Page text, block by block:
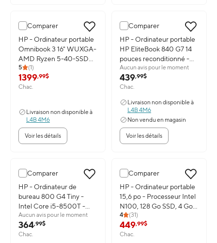
Comparer
Image du produit: HP - Ordinateur portable Omnibook 3 16"
HP - Ordinateur portable
Omnibook 3 16" WUXGA-
AMD Ryzen 5-40-SSD
de 512 Go- 16 Go de
RAM- Windows 11 Famille
5 (1)
1399,99$
Chac.
Livraison non disponible à
L4B 4M6
Voir les détails
Comparer
Image du produit: HP -
HP - Ordinateur portable
HP EliteBook 840 G7 14
pouces reconditionné -
Processeur Intel Core i5-
10210U à 1,6 GHz - 16 Go
de RAM - SSD de 256 Go
Professionnel
Aucun avis pour le moment
439,99$
Chac.
Livraison non disponible à
L4B 4M6
Non vendu en magasin
Voir les détails
Comparer
Image du produit: HP - Ordinateur de bureau 800 G4 Tiny - Intel
HP - Ordinateur de
bureau 800 G4 Tiny -
Intel Core i5-8500T -
SSD de 256 Go - 8 Go de
RAM - Windows 11
Professionnel
Aucun avis pour le moment
364,99$
Chac.
Comparer
Image du produit: HP -
HP - Ordinateur portable
15,6 po - Processeur Intel
N100, 128 Go SSD, 4 Go
RAM, Windows 11 Famille
en mode S avec 1 an
d'abonnement à Microsoft
4 (31)
449,99$
Chac.